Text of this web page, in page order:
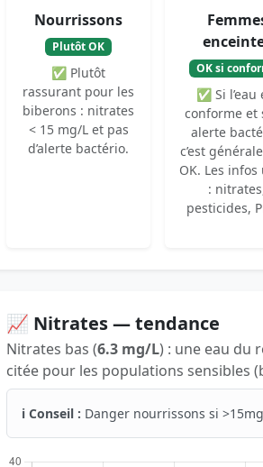
Nourrissons
Plutôt OK
✅ Plutôt
rassurant pour les
biberons : nitrates
< 15 mg/L et pas
d’alerte bactério.
OK si
✅ Si l’eau
conforme et
alerte
c’est
OK. Les infos
:
pesticides,
📈 Nitrates — tendance
Nitrates bas (6.3 mg/L) : une eau du
citée pour les populations sensibles
ℹ️ Conseil : Danger nourrissons si